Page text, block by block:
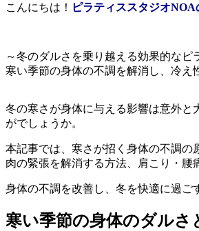
こんにちは！ ピラティススタジオ
～冬のダルさを乗り越える効果的なピ
寒い季節の身体の不調を解消し、冷え
冬の寒さが身体に与える影響は意外
がでしょうか。
本記事では、寒さが招く身体の不調
肉の緊張を解消する方法、肩こり・腰
身体の不調を改善し、冬を快適に過ご
寒い季節の身体のダルさ